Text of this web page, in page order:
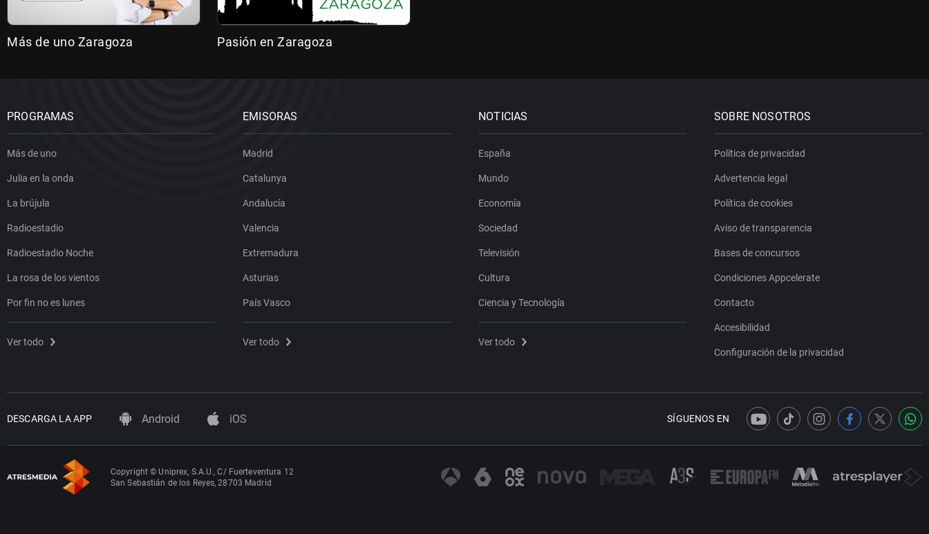
Más de uno Zaragoza Pasión en Zaragoza
PROGRAMAS
Más de uno
Julia en la onda
La brújula
Radioestadio
Radioestadio Noche
La rosa de los vientos
Por fin no es lunes
Ver todo
EMISORAS
Madrid
Catalunya
Andalucía
Valencia
Extremadura
Asturias
País Vasco
Ver todo
NOTICIAS
España
Mundo
Economía
Sociedad
Televisión
Cultura
Ciencia y Tecnología
Ver todo
SOBRE NOSOTROS
Política de privacidad
Advertencia legal
Política de cookies
Aviso de transparencia
Bases de concursos
Condiciones Appcelerate
Contacto
Accesibilidad
Configuración de la privacidad
DESCARGA LA APP Android iOS SÍGUENOS EN
Copyright © Uniprex, S.A.U., C/ Fuerteventura 12
San Sebastián de los Reyes, 28703 Madrid